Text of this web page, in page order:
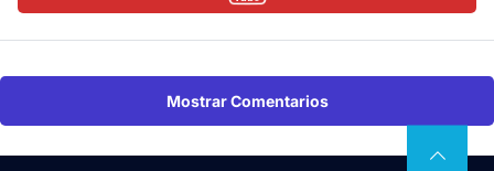
Mostrar Comentarios